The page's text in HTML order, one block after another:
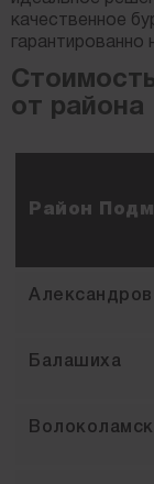
качественное
гарантированно
от района
Район
Александров
Балашиха
Волоколамск